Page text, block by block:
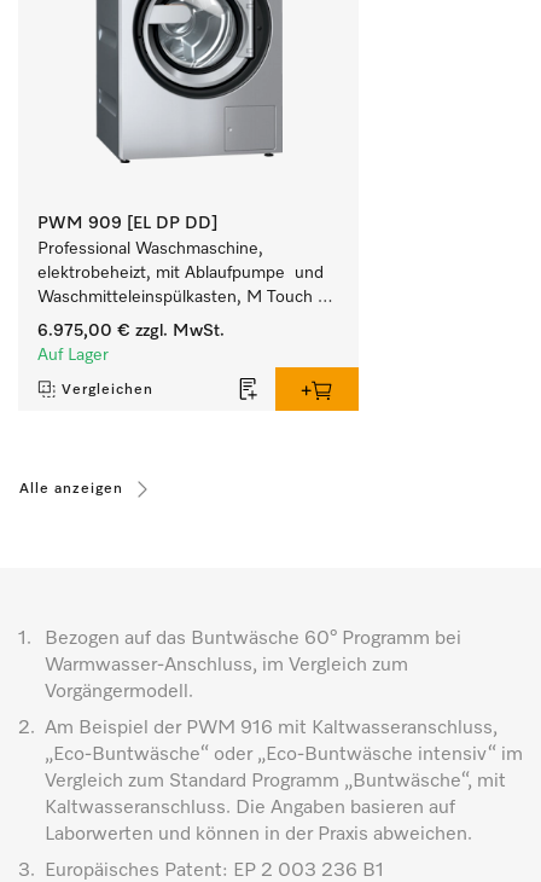
PWM 909 [EL DP DD]
Professional Waschmaschine,
elektrobeheizt, mit Ablaufpumpe  und
Waschmitteleinspülkasten, M Touch
Pro Plus - frei programmierbar.
6.975,00 € zzgl. MwSt.
Auf Lager
Vergleichen
Alle anzeigen
1.
Bezogen auf das Buntwäsche 60° Programm bei
Warmwasser-Anschluss, im Vergleich zum
Vorgängermodell.
2. Am Beispiel der PWM 916 mit Kaltwasseranschluss,
„Eco-Buntwäsche“ oder „Eco-Buntwäsche intensiv“ im
Vergleich zum Standard Programm „Buntwäsche“, mit
Kaltwasseranschluss. Die Angaben basieren auf
Laborwerten und können in der Praxis abweichen.
3.
Europäisches Patent: EP 2 003 236 B1